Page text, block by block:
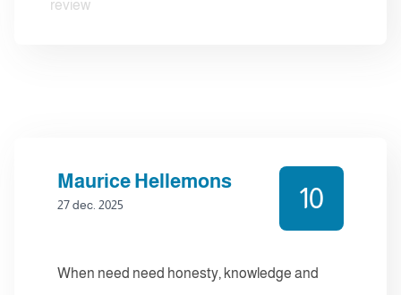
Maurice Hellemons
27 dec. 2025 10
When need need honesty, knowledge and